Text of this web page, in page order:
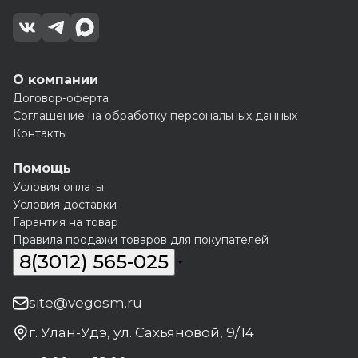
О компании
Договор-оферта
Соглашение на обработку персональных данных
Контакты
Помощь
Условия оплаты
Условия доставки
Гарантия на товар
Правила продажи товаров для покупателей
8(3012) 565-025
site@vegosm.ru
г. Улан-Удэ, ул. Сахьяновой, 9/14